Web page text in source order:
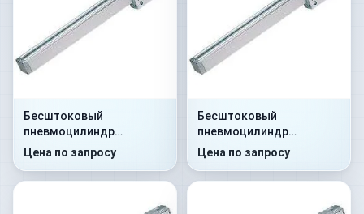
Бесштоковый
пневмоцилиндр
52G8C25A0105
Цена по запросу
Бесштоковый
пневмоцилиндр
52G2P32A0100
Цена по запросу